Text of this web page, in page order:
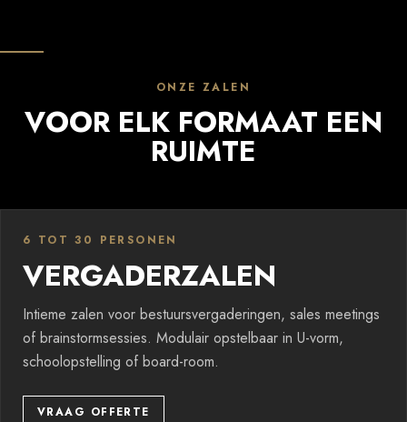
ONZE ZALEN
VOOR ELK FORMAAT EEN
RUIMTE
6 TOT 30 PERSONEN
VERGADERZALEN
Intieme zalen voor bestuursvergaderingen, sales meetings
of brainstormsessies. Modulair opstelbaar in U-vorm,
schoolopstelling of board-room.
VRAAG OFFERTE